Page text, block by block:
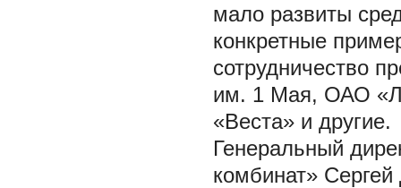
мало развиты
конкретные
сотрудничество
им. 1 Мая, ОАО
«Веста» и другие.
Генеральный
комбинат»